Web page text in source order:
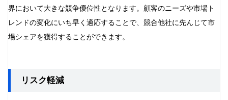
界において大きな競争優位性となります。顧客のニーズや市場ト
レンドの変化にいち早く適応することで、競合他社に先んじて市
場シェアを獲得することができます。
リスク軽減